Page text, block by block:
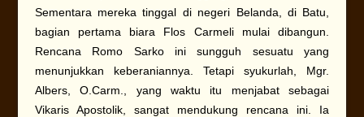
Sementara mereka tinggal di negeri Belanda, di Batu,
bagian pertama biara Flos Carmeli mulai dibangun.
Rencana Romo Sarko ini sungguh sesuatu yang
menunjukkan keberaniannya. Tetapi syukurlah, Mgr.
Albers, O.Carm., yang waktu itu menjabat sebagai
Vikaris Apostolik, sangat mendukung rencana ini. Ia